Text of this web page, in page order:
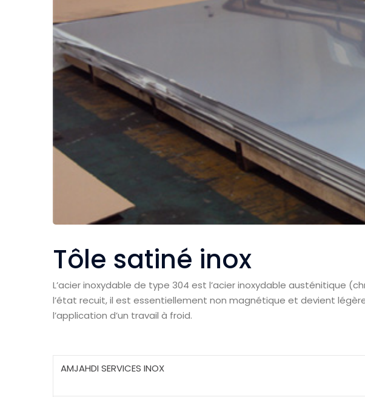
Tôle satiné inox
L’acier inoxydable de type 304 est l’acier inoxydable austénitique
l’état recuit, il est essentiellement non magnétique et devient
l’application d’un travail à froid.
AMJAHDI SERVICES INOX